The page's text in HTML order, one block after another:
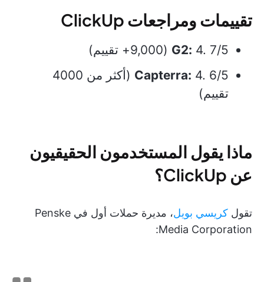
تقييمات ومراجعات ClickUp
G2: 4. 7/5 (9,000+ تقييم)
Capterra:
4. 6/5 (أكثر من 4000
تقييم)
ماذا يقول المستخدمون الحقيقيون
عن ClickUp؟
تقول كريسي بويل
، مديرة حملات أول في Penske
Media Corporation: